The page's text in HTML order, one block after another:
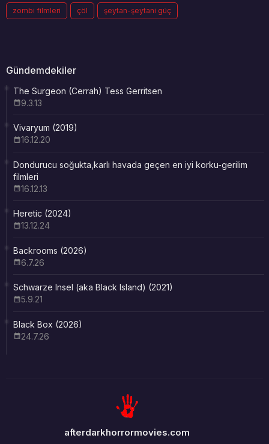
zombi filmleri çöl şeytan-şeytani güç
Gündemdekiler
The Surgeon (Cerrah) Tess Gerritsen
9.3.13
Vivaryum (2019)
16.12.20
Dondurucu soğukta,karlı havada geçen en iyi korku-gerilim
filmleri
16.12.13
Heretic (2024)
13.12.24
Backrooms (2026)
6.7.26
Schwarze Insel (aka Black Island) (2021)
5.9.21
Black Box (2026)
24.7.26
afterdarkhorrormovies.com